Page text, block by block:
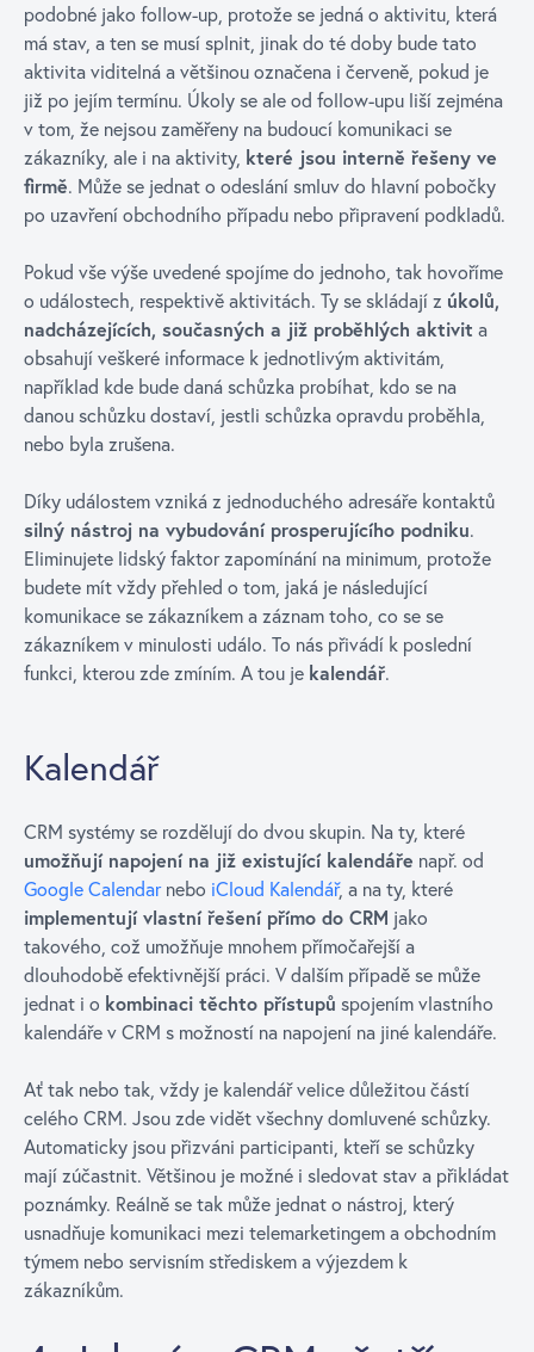
podobné jako follow-up, protože se jedná o aktivitu, která
má stav, a ten se musí splnit, jinak do té doby bude tato
aktivita viditelná a většinou označena i červeně, pokud je
již po jejím termínu. Úkoly se ale od follow-upu liší zejména
v tom, že nejsou zaměřeny na budoucí komunikaci se
zákazníky, ale i na aktivity, které jsou interně řešeny ve
firmě. Může se jednat o odeslání smluv do hlavní pobočky
po uzavření obchodního případu nebo připravení podkladů.
Pokud vše výše uvedené spojíme do jednoho, tak hovoříme
o událostech, respektivě aktivitách. Ty se skládají z úkolů,
nadcházejících, současných a již proběhlých aktivit a
obsahují veškeré informace k jednotlivým aktivitám,
například kde bude daná schůzka probíhat, kdo se na
danou schůzku dostaví, jestli schůzka opravdu proběhla,
nebo byla zrušena.
Díky událostem vzniká z jednoduchého adresáře kontaktů
silný nástroj na vybudování prosperujícího podniku.
Eliminujete lidský faktor zapomínání na minimum, protože
budete mít vždy přehled o tom, jaká je následující
komunikace se zákazníkem a záznam toho, co se se
zákazníkem v minulosti událo. To nás přivádí k poslední
funkci, kterou zde zmíním. A tou je kalendář.
Kalendář
CRM systémy se rozdělují do dvou skupin. Na ty, které
umožňují napojení na již existující kalendáře např. od
Google Calendarnebo iCloud Kalendář, a na ty, které
implementují vlastní řešení přímo do CRM jako
takového, což umožňuje mnohem přímočařejší a
dlouhodobě efektivnější práci. V dalším případě se může
jednat i o kombinaci těchto přístupů spojením vlastního
kalendáře v CRM s možností na napojení na jiné kalendáře.
Ať tak nebo tak, vždy je kalendář velice důležitou částí
celého CRM. Jsou zde vidět všechny domluvené schůzky.
Automaticky jsou přizváni participanti, kteří se schůzky
mají zúčastnit. Většinou je možné i sledovat stav a přikládat
poznámky. Reálně se tak může jednat o nástroj, který
usnadňuje komunikaci mezi telemarketingem a obchodním
týmem nebo servisním střediskem a výjezdem k
zákazníkům.